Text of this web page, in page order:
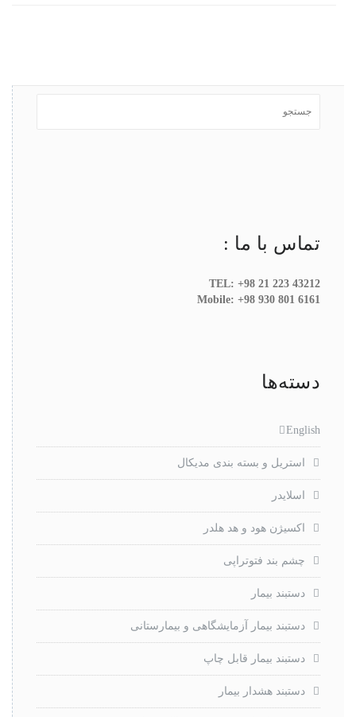
تماس با ما :
TEL: +98 21 223 43212
Mobile: +98 930 801 6161
دسته‌ها
English
استریل و بسته بندی مدیکال
اسلایدر
اکسیژن هود و هد هلدر
چشم بند فتوتراپی
دستبند بیمار
دستبند بیمار آزمایشگاهی و بیمارستانی
دستبند بیمار قابل چاپ
دستبند هشدار بیمار